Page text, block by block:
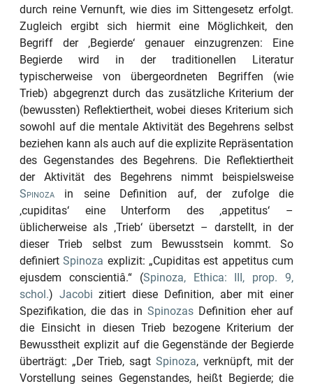
durch reine Vernunft, wie dies im Sittengesetz erfolgt.
Zugleich ergibt sich hiermit eine Möglichkeit, den
Begriff der ‚Begierde‘ genauer einzugrenzen: Eine
Begierde wird in der traditionellen Literatur
typischerweise von übergeordneten Begriffen (wie
Trieb) abgegrenzt durch das zusätzliche Kriterium der
(bewussten) Reflektiertheit, wobei dieses Kriterium sich
sowohl auf die mentale Aktivität des Begehrens selbst
beziehen kann als auch auf die explizite Repräsentation
des Gegenstandes des Begehrens. Die Reflektiertheit
der Aktivität des Begehrens nimmt beispielsweise
Spinoza in seine Definition auf, der zufolge die
‚cupiditas‘ eine Unterform des ‚appetitus‘ –
üblicherweise als ‚Trieb‘ übersetzt – darstellt, in der
dieser Trieb selbst zum Bewusstsein kommt. So
definiertSpinoza explizit: „Cupiditas est appetitus cum
ejusdem conscientiâ.“(Spinoza, Ethica: III, prop. 9,
schol.) Jacobi zitiert diese Definition, aber mit einer
Spezifikation, die das in Spinozas Definition eher auf
die Einsicht in diesen Trieb bezogene Kriterium der
Bewusstheit explizit auf die Gegenstände der Begierde
überträgt: „Der Trieb, sagt Spinoza, verknüpft, mit der
Vorstellung seines Gegenstandes, heißt Begierde; die